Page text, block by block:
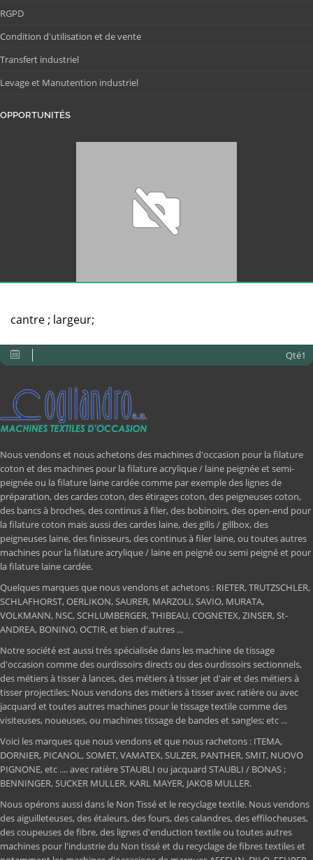
RGPD
Condition d'utilisation et de vente
Transfert industriel
Levage et Manutention industriel
OPPORTUNITÉS
cantre ; largeur;
Qté1
Nous vendons et nous achetons des machines d'occasion pour la filature
coton et des machines pour la filature acrylique / laine peignée et semi-
peignée ou la filature laine cardée comme par exemple des lignes de
préparation, des cardes coton, des étirages coton, des peigneuses coton,
des bancs à broches, des continus à filer, des bobinoirs, des open-end pour
la filature coton mais aussi des cardes laine, des gills / gillbox, des
peigneuses laine, des finisseurs, des continus à filer laine, ou toutes autres
machines pour la filature acrylique / laine en peigné ou semi peigné et pour
la filature laine cardée.
Quelques marques que nous vendons et achetons : RIETER, TRUTZSCHLER,
SCHLAFHORST, OERLIKON, SAURER, MARZOLI, SAVIO, MURATA,
VOLKMANN, NSC, SCHLUMBERGER, THIBEAU, COGNETEX, ZINSER, St-
ANDREA, BONINO, OCTIR, et bien d'autres ...
Notre société est aussi trés spécialisée dans les machine de tissage
d'occasion comme des ourdissoirs directs ou des ourdissoirs sectionnels,
des métiers à tisser à lances, des métiers à tisser jet d'air et des métiers à
tisser projectiles; Nous vendons des métiers à tisser avec ratière ou avec
jacquard et toutes autres machines pour le tissage textile comme des
visiteuses, noueuses, ou machines tissage de bandes et sangles; etc ...
Voici les marques que nous vendons et que nous rachetons : ITEMA,
DORNIER, PICANOL, SOMET, VAMATEX, SULZER, PANTHER, SMIT, NUOVO
PIGNONE, etc .... avec ratière STAUBLI ou jacquard STAUBLI / BONAS ;
BENNINGER, SUCKER MULLER, KARL MAYER, JAKOB MULLER.
Nous opérons aussi dans le Non Tissé et le recyclage textile. Nous vendons
des aiguilleteuses, des étaleurs, des fours, des calandres, des effilocheuses,
des coupeuses de fibre, des lignes d'enduction textile ou toutes autres
machines pour l'industrie du Non tissé et du recyclage de fibres textiles et